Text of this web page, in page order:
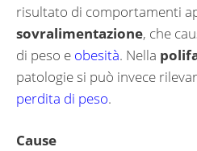
risultato di comportamenti
sovralimentazione, che
di peso e obesità. Nella
patologie si può invece
perdita di peso.
Cause